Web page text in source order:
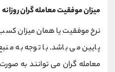
میزان موفقیت معامله گران روزانه
نرخ موفقیت یا همان میزان کسب
معامله گران می توانند به